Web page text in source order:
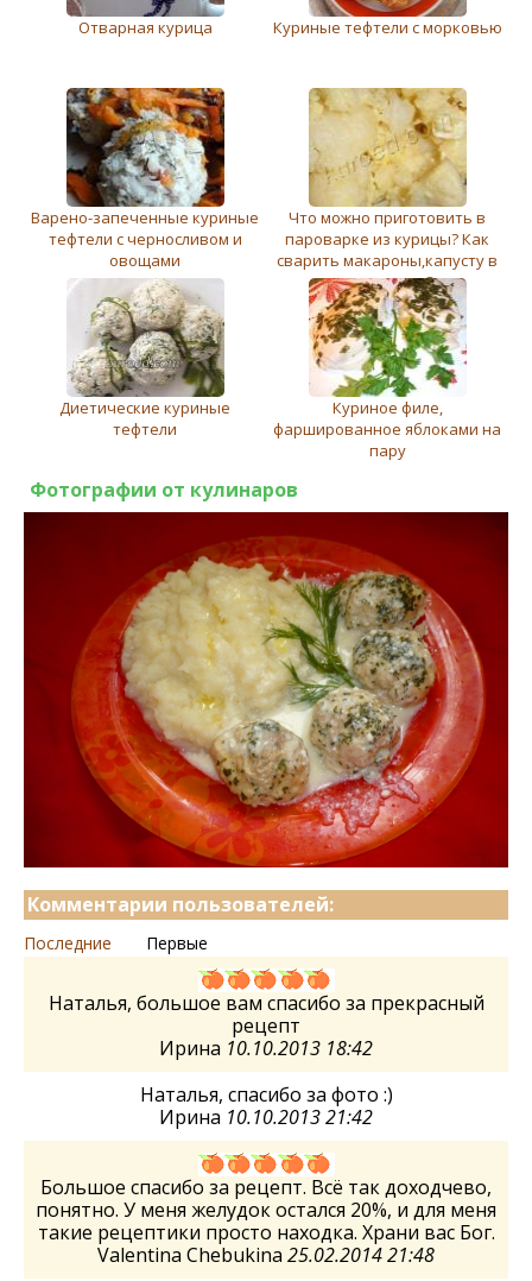
Отварная курица Куриные тефтели с морковью
Варено-запеченные куриные
тефтели с черносливом и
овощами
Что можно приготовить в
пароварке из курицы? Как
сварить макароны,капусту в
пароварке?
Диетические куриные
тефтели
Куриное филе,
фаршированное яблоками на
пару
Фотографии от кулинаров
Комментарии пользователей:
Последние Первые
Наталья, большое вам спасибо за прекрасный
рецепт
Ирина 10.10.2013 18:42
Наталья, спасибо за фото :)
Ирина 10.10.2013 21:42
Большое спасибо за рецепт. Всё так доходчево,
понятно. У меня желудок остался 20%, и для меня
такие рецептики просто находка. Храни вас Бог.
Valentina Chebukina 25.02.2014 21:48